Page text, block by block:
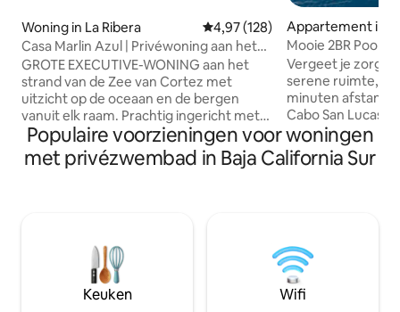
Woning in La Ribera Gemiddelde beoordeling van
4,97 (128)
Casa Marlin Azul | Privéwoning aan het
strand
GROTE EXECUTIVE-WONING aan het
strand van de Zee van Cortez met
uitzicht op de oceaan en de bergen
vanuit elk raam. Prachtig ingericht met
artistieke Mexicaanse meubels. Van
materialen en kleuren die de lokale
cultuur vieren tot badend worden in
tegenover een ruime woonkamer.
Buiten is er een buitengrill, een grote
patio, een zwembad en zelfs een
observatiedek en een bar op het dak.
Appartement in
ucas
Mooie 2BR Pool
Cabo
Vergeet je
serene ruimte,
minuten afstand
Cabo San Lucas,
stranden, de
winkelcentrum,
gelegen aan het
recht naar je
UURS
tijdens je verblijf
Populaire voorzieningen voor woningen
met privézwembad in Baja California Sur
Keuken Wifi